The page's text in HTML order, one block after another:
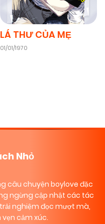
LÁ THƯ CỦA MẸ
01/01/1970
Nhỏ
câu chuyện boylove đặc
ngừng cập nhật các tác
nghiệm đọc mượt mà,
cảm xúc.